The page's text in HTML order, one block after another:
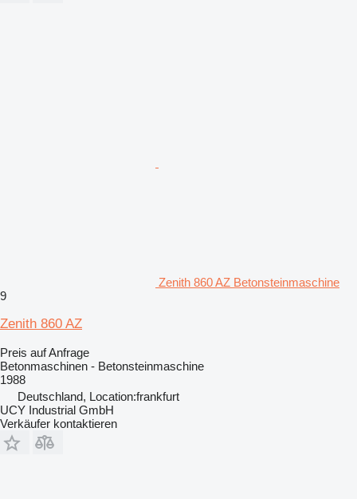
Zenith 860 AZ Betonsteinmaschine
9
Zenith 860 AZ
Preis auf Anfrage
Betonmaschinen - Betonsteinmaschine
1988
Deutschland, Location:frankfurt
UCY Industrial GmbH
Verkäufer kontaktieren